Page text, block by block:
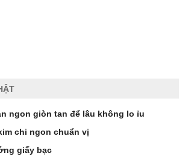
ngon giòn tan để lâu không lo ỉu
chi ngon chuẩn vị
giấy bạc